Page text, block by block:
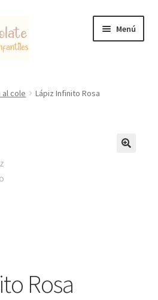
Menú
al cole Lápiz Infinito Rosa
Rosa